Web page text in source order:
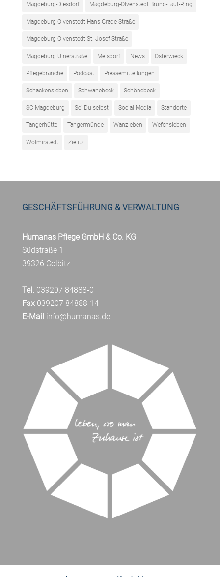
Magdeburg-Diesdorf Magdeburg-Olvenstedt Bruno-Taut-Ring
Magdeburg-Olvenstedt Hans-Grade-Straße
Magdeburg-Olvenstedt St.-Josef-Straße
Magdeburg Ulnerstraße Meisdorf News Osterwieck
Pflegebranche Podcast Pressemitteilungen
Schackensleben Schwanebeck Schönebeck
SC Magdeburg Sei Du selbst Social Media Standorte
Tangerhütte Tangermünde Wanzleben Wefensleben
Wolmirstedt Zielitz
GESCHÄFTSFÜHRUNG & VERWALTUNG
Humanas Pflege GmbH & Co. KG
Südstraße 1
39326 Colbitz
Tel. 039207 84888-0
Fax039207 84888-14
E-Mail info@humanas.de